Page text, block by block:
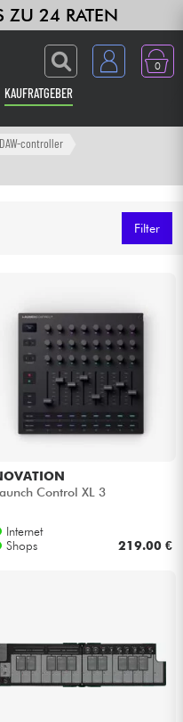
ZU 24 RATEN
0
KAUFRATGEBER
controller
Filter
Control XL 3
Internet
Shops
219.00 €